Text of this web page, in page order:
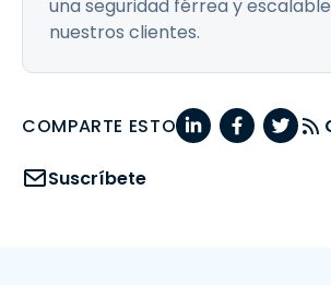
una seguridad férrea y
nuestros clientes.
COMPARTE ESTO
Suscríbete